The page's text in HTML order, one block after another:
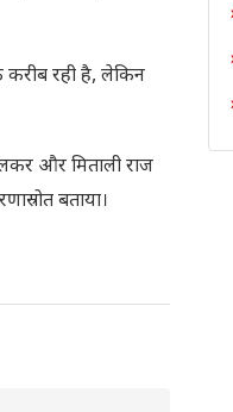
करीब रही है, लेकिन
और मिताली राज
बताया।